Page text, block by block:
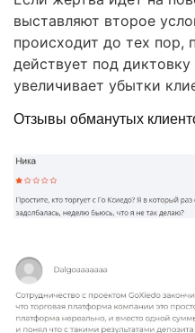
выставляют второе
происходит до тех пор,
действует под
увеличивает убытки
Отзывы обманутых